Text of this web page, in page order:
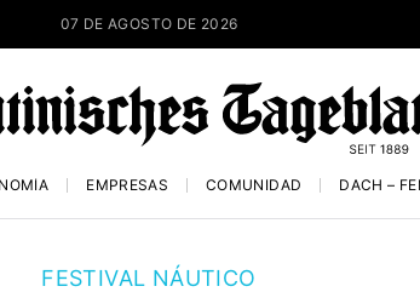
07 DE AGOSTO DE 2026
EMPRESAS COMUNIDAD DACH –
FESTIVAL NÁUTICO